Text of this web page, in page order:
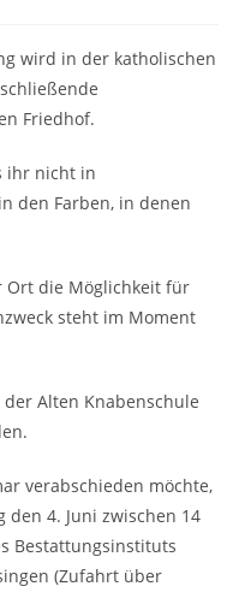
wird in der katholischen
Friedhof.
ihr nicht in
den Farben, in denen
Ort die Möglichkeit für
steht im Moment
Alten Knabenschule
verabschieden möchte,
den 4. Juni zwischen 14
Bestattungsinstituts
(Zufahrt über